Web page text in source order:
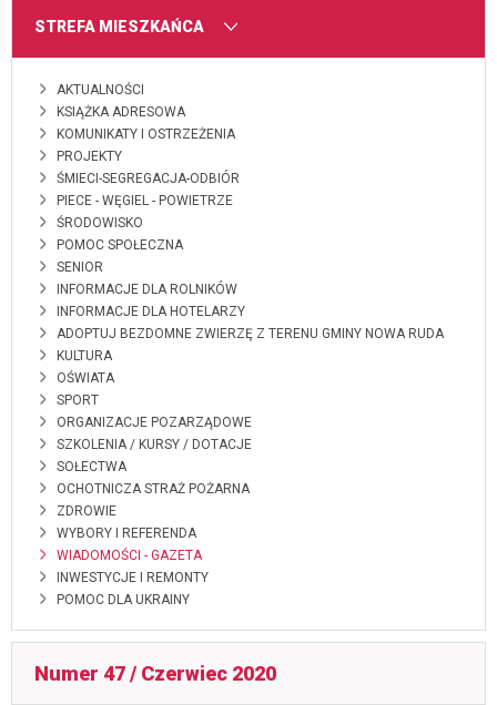
MENU
STREFA MIESZKAŃCA
AKTUALNOŚCI
KSIĄŻKA ADRESOWA
KOMUNIKATY I OSTRZEŻENIA
PROJEKTY
ŚMIECI-SEGREGACJA-ODBIÓR
PIECE - WĘGIEL - POWIETRZE
ŚRODOWISKO
POMOC SPOŁECZNA
SENIOR
INFORMACJE DLA ROLNIKÓW
INFORMACJE DLA HOTELARZY
ADOPTUJ BEZDOMNE ZWIERZĘ Z TERENU GMINY NOWA RUDA
KULTURA
OŚWIATA
SPORT
ORGANIZACJE POZARZĄDOWE
SZKOLENIA / KURSY / DOTACJE
SOŁECTWA
OCHOTNICZA STRAŻ POŻARNA
ZDROWIE
WYBORY I REFERENDA
WIADOMOŚCI - GAZETA
INWESTYCJE I REMONTY
POMOC DLA UKRAINY
Numer 47 / Czerwiec 2020